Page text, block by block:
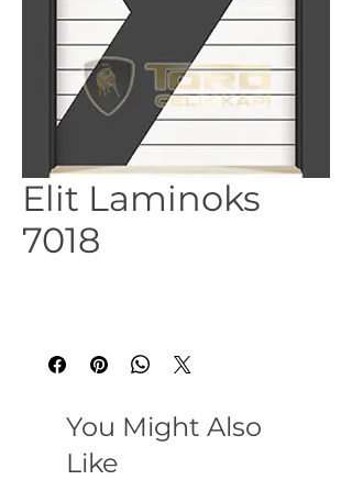
Elit Laminoks
7018
You Might Also
Like